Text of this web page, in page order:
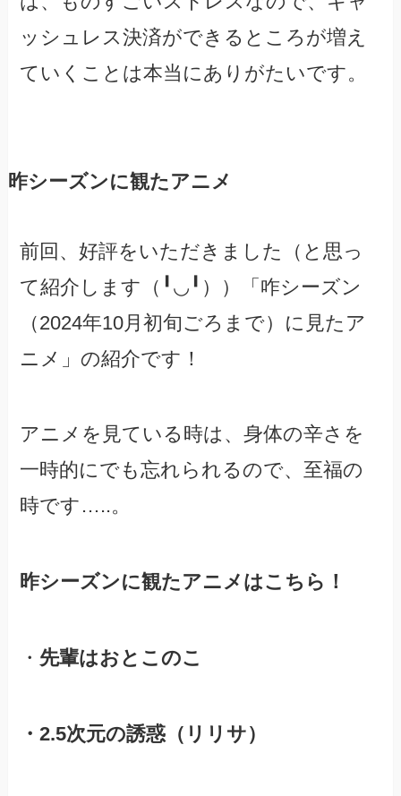
ッシュレス決済ができるところが増え
ていくことは本当にありがたいです。
昨シーズンに観たアニメ
前回、好評をいただきました（と思っ
て紹介します（╹◡╹））「咋シーズン
（2024年10月初旬ごろまで）に見たア
ニメ」の紹介です！
アニメを見ている時は、身体の辛さを
一時的にでも忘れられるので、至福の
時です…..。
昨シーズンに観たアニメはこちら！
・ 先輩はおとこのこ
・2.5次元の誘惑（リリサ）